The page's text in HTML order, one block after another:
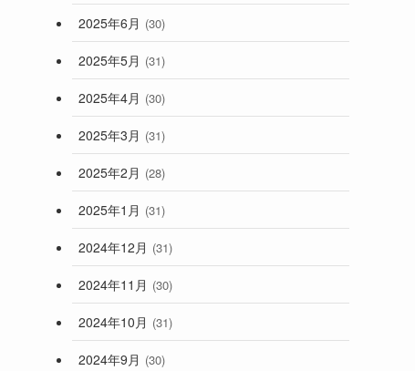
2025年6月 (30)
2025年5月 (31)
2025年4月 (30)
2025年3月 (31)
2025年2月 (28)
2025年1月 (31)
2024年12月 (31)
2024年11月 (30)
2024年10月 (31)
2024年9月 (30)